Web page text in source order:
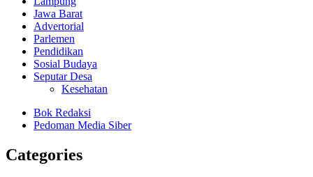
Jawa Barat
Advertorial
Parlemen
Pendidikan
Sosial Budaya
Seputar Desa
Kesehatan
Bok Redaksi
Pedoman Media Siber
Categories